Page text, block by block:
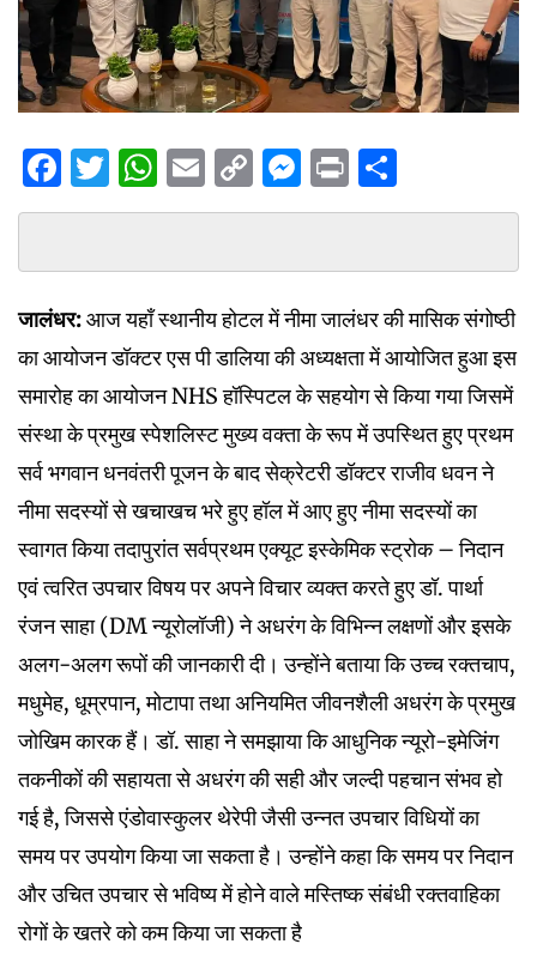
Facebook
Twitter
WhatsApp
Email
Copy
Link
Messenger
Print
जालंधर:आज यहाँ स्थानीय होटल में नीमा जालंधर की मासिक संगोष्ठी
का आयोजन डॉक्टर एस पी डालिया की अध्यक्षता में आयोजित हुआ इस
समारोह का आयोजन NHS हॉस्पिटल के सहयोग से किया गया जिसमें
संस्था के प्रमुख स्पेशलिस्ट मुख्य वक्ता के रूप में उपस्थित हुए प्रथम
सर्व भगवान धनवंतरी पूजन के बाद सेक्रेटरी डॉक्टर राजीव धवन ने
नीमा सदस्यों से खचाखच भरे हुए हॉल में आए हुए नीमा सदस्यों का
स्वागत किया तदापुरांत सर्वप्रथम एक्यूट इस्केमिक स्ट्रोक – निदान
एवं त्वरित उपचार विषय पर अपने विचार व्यक्त करते हुए डॉ. पार्था
रंजन साहा (DM न्यूरोलॉजी) ने अधरंग के विभिन्न लक्षणों और इसके
अलग-अलग रूपों की जानकारी दी। उन्होंने बताया कि उच्च रक्तचाप,
मधुमेह, धूम्रपान, मोटापा तथा अनियमित जीवनशैली अधरंग के प्रमुख
जोखिम कारक हैं। डॉ. साहा ने समझाया कि आधुनिक न्यूरो-इमेजिंग
तकनीकों की सहायता से अधरंग की सही और जल्दी पहचान संभव हो
गई है, जिससे एंडोवास्कुलर थेरेपी जैसी उन्नत उपचार विधियों का
समय पर उपयोग किया जा सकता है। उन्होंने कहा कि समय पर निदान
और उचित उपचार से भविष्य में होने वाले मस्तिष्क संबंधी रक्तवाहिका
रोगों के खतरे को कम किया जा सकता है